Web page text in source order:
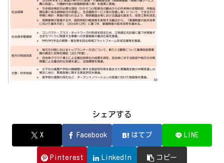
シェアする
X Facebook はてブ LINE
Pinterest LinkedIn コピー